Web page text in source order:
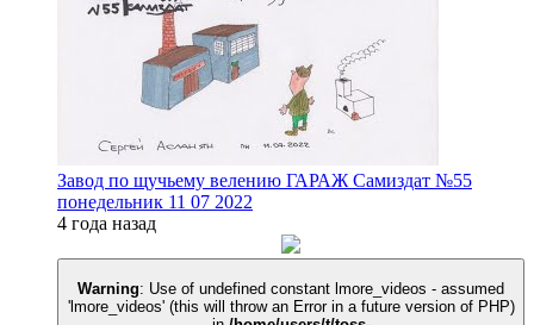
Завод по щучьему велению ГАРАЖ Самиздат №55
понедельник 11 07 2022
4 года назад
Warning: Use of undefined constant lmore_videos - assumed
'lmore_videos' (this will throw an Error in a future version of PHP)